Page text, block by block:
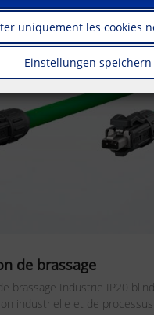
de brassage
brassage Industrie IP20
industrielle et de processus.
uniquement les cookies
Einstellungen speichern